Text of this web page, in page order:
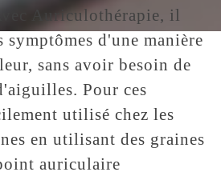
Auriculothérapie, il
symptômes d'une manière
sans avoir besoin de
Pour ces
utilisé chez les
en utilisant des graines
auriculaire